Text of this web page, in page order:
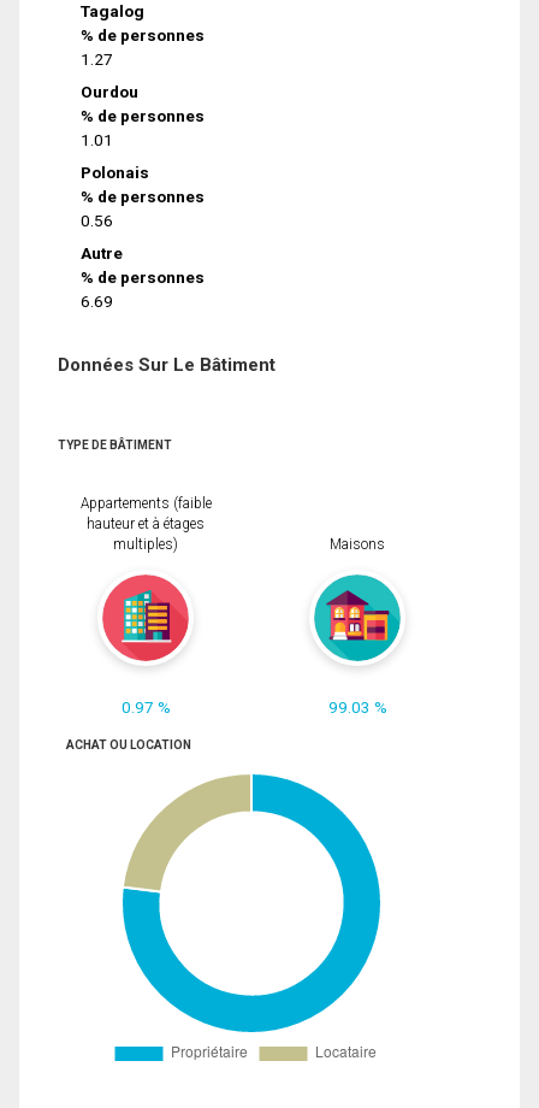
Tagalog
% de personnes
1.27
Ourdou
% de personnes
1.01
Polonais
% de personnes
0.56
Autre
% de personnes
6.69
Données Sur Le Bâtiment
TYPE DE BÂTIMENT
Appartements (faible
hauteur et à étages
multiples)
0.97 %
Maisons
99.03 %
ACHAT OU LOCATION